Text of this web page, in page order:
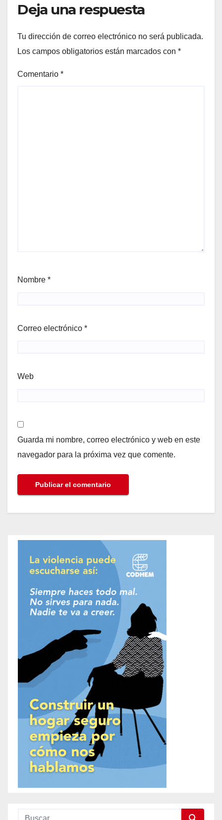
Deja una respuesta
Tu dirección de correo electrónico no será publicada.
Los campos obligatorios están marcados con *
Comentario *
Nombre *
Correo electrónico *
Web
Guarda mi nombre, correo electrónico y web en este
navegador para la próxima vez que comente.